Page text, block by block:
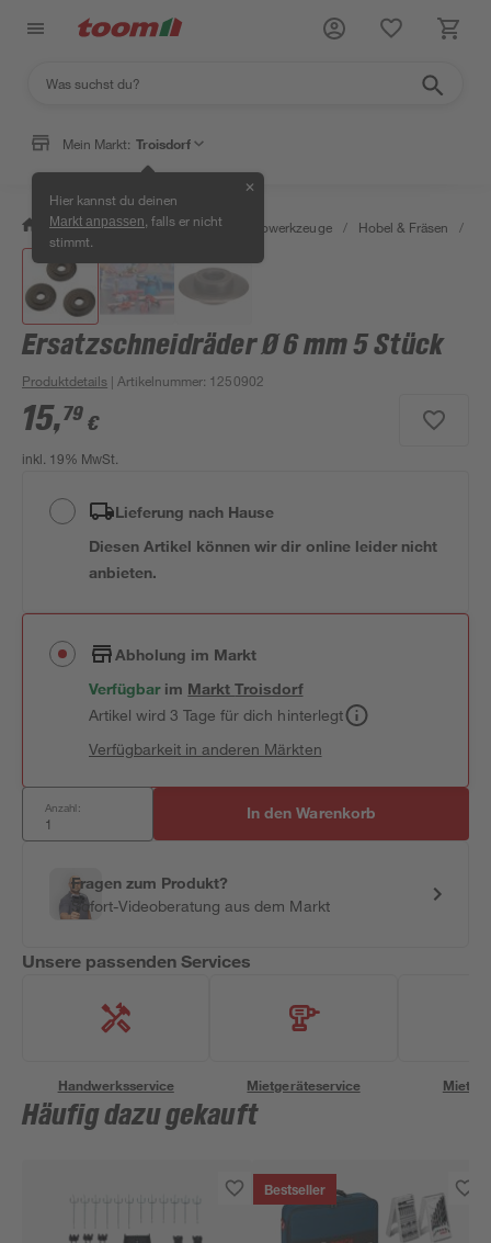
Mein Markt: Troisdorf
Hier kannst du deinen
Markt anpassen , falls er nicht
stimmt.
✕
/ Werkstatt & Maschinen / Elektrowerkzeuge / Hobel & Fräsen /
Ersatzschneidräder Ø 6 mm 5 Stück
Produktdetails | Artikelnummer: 1250902
15,79 €
inkl. 19% MwSt.
Lieferung nach Hause
Diesen Artikel können wir dir online leider nicht
anbieten.
Abholung im Markt
Verfügbar im MarktTroisdorf
Artikel wird 3 Tage für dich hinterlegt
Verfügbarkeit in anderen Märkten
Anzahl: In den Warenkorb
Fragen zum Produkt?
Sofort-Videoberatung aus dem Markt
Unsere passenden Services
Handwerksservice Mietgeräteservice
Häufig dazu gekauft
Bestseller